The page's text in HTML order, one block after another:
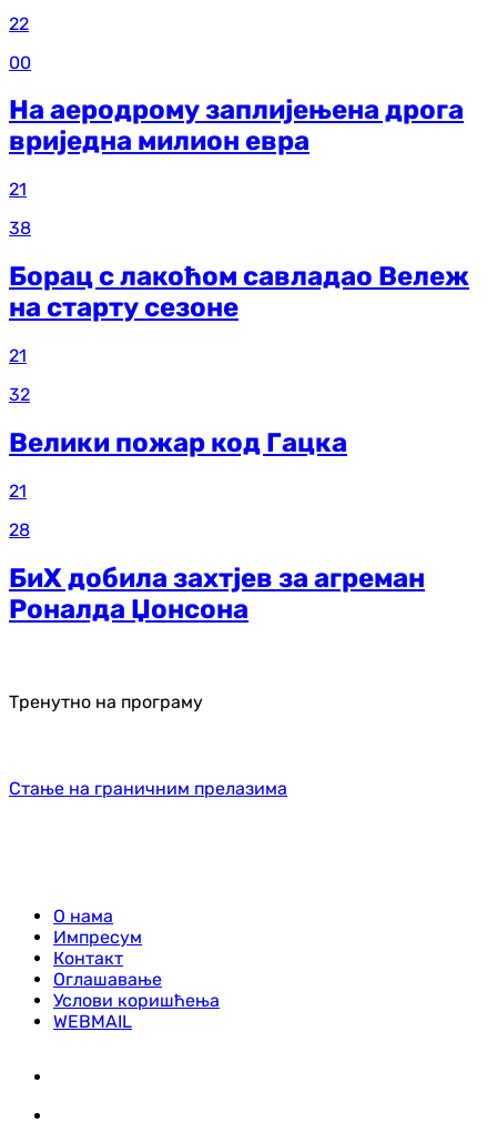
22
00
На аеродрому заплијењена дрога
вриједна милион евра
21
38
Борац с лакоћом савладао Вележ
на старту сезоне
21
32
Велики пожар код Гацка
21
28
БиХ добила захтјев за агреман
Роналда Џонсона
Тренутно на програму
Стање на граничним прелазима
О нама
Импресум
Контакт
Оглашавање
Услови коришћења
WEBMAIL